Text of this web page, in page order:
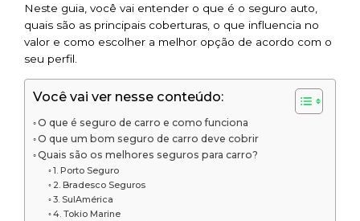
Neste guia, você vai entender o que é o seguro auto,
quais são as principais coberturas, o que influencia no
valor e como escolher a melhor opção de acordo com o
seu perfil.
Você vai ver nesse conteúdo:
O que é seguro de carro e como funciona
O que um bom seguro de carro deve cobrir
Quais são os melhores seguros para carro?
1. Porto Seguro
2. Bradesco Seguros
3. SulAmérica
4. Tokio Marine